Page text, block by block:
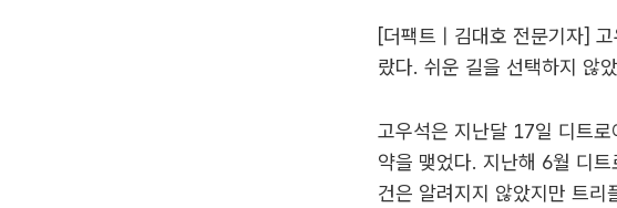
[더팩트 | 김대호 전문기자]
랐다. 쉬운 길을 선택하지 않
고우석은 지난달 17일 디트
약을 맺었다. 지난해 6월 디
건은 알려지지 않았지만 트